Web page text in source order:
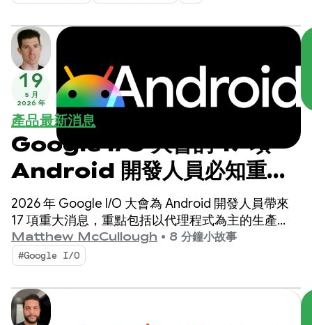
務。
19
5 月
2026 年
產品最新消息
Google I/O 大會的 17 項
Android 開發人員必知重
點！
2026 年 Google I/O 大會為 Android 開發人員帶來
17 項重大消息，重點包括以代理程式為主的生產
力、以 Compose First 為 UI 標準，以及適用於擴展
生態系統的高效能媒體和適應性開發。
Matthew McCullough • 8 分鐘小故事
#Google I/O